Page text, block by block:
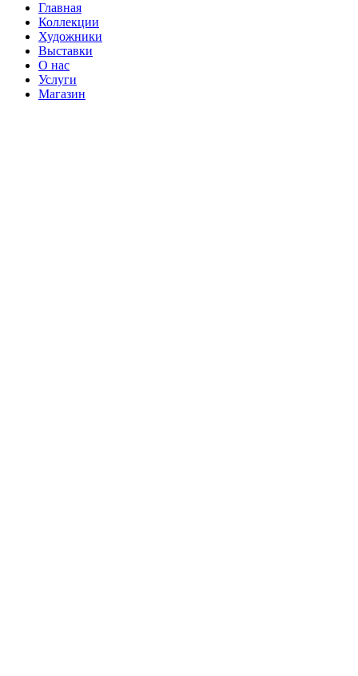
Главная
Коллекции
Художники
Выставки
О нас
Услуги
Магазин